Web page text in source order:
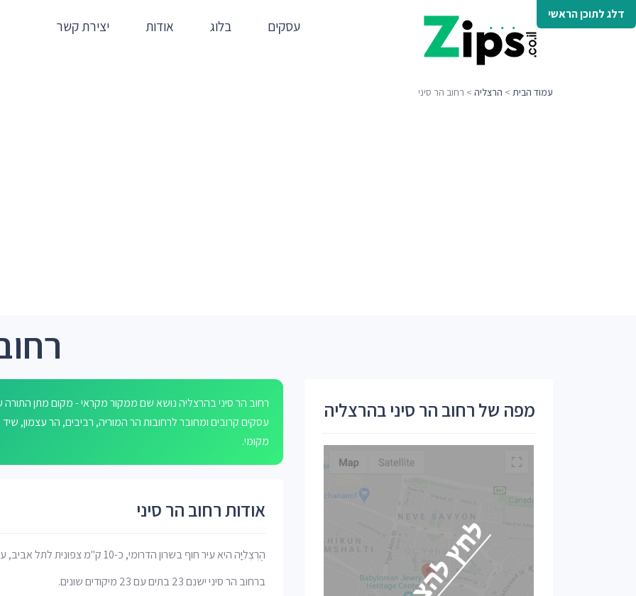
דלג לתוכן הראשי
עסקים בלוג אודות יצירת קשר
עמוד הבית > הרצליה > רחוב הר סיני
עסקים קרובים ומחובר לרחובות הר המוריה, רביבים, הר עצמון,
מקומי.
אודות רחוב הר סיני
הֶרְצְלִיָּה היא עיר חוף בשרון הדרומי, כ-10 ק"מ צפונית לתל אביב, על מישור החוף.
ברחוב הר סיני ישנם 23 בתים עם 23 מיקודים שונים.
מפה של רחוב הר סיני בהרצליה